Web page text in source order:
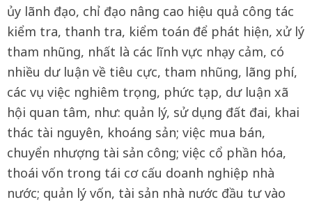
ủy lãnh đạo, chỉ đạo nâng cao hiệu quả công tác
kiểm tra, thanh tra, kiểm toán để phát hiện, xử lý
tham nhũng, nhất là các lĩnh vực nhạy cảm, có
nhiều dư luận về tiêu cực, tham nhũng, lãng phí,
các vụ việc nghiêm trọng, phức tạp, dư luận xã
hội quan tâm, như: quản lý, sử dụng đất đai, khai
thác tài nguyên, khoáng sản; việc mua bán,
chuyển nhượng tài sản công; việc cổ phần hóa,
thoái vốn trong tái cơ cấu doanh nghiệp nhà
nước; quản lý vốn, tài sản nhà nước đầu tư vào